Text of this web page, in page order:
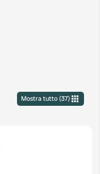
Mostra tutto(37)